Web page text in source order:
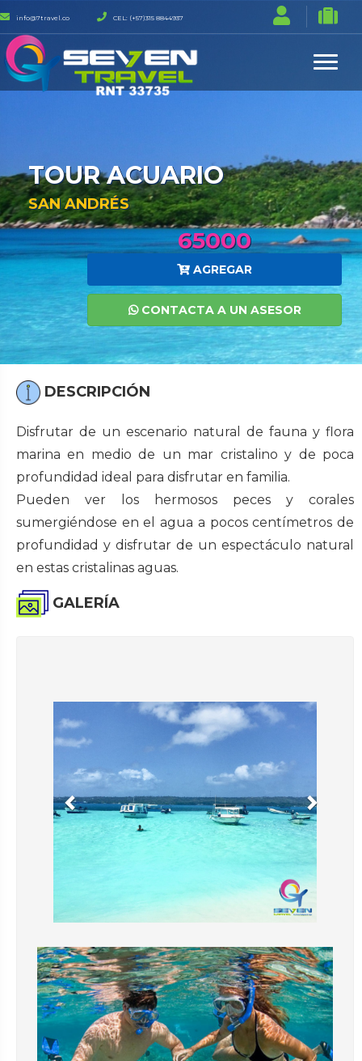
info@7travel.co CEL: (+57)315 8844937
TOUR ACUARIO
SAN ANDRÉS
65000
AGREGAR
CONTACTA A UN ASESOR
DESCRIPCIÓN
Disfrutar de un escenario natural de fauna y flora
marina en medio de un mar cristalino y de poca
profundidad ideal para disfrutar en familia.
Pueden ver los hermosos peces y corales
sumergiéndose en el agua a pocos centímetros de
profundidad y disfrutar de un espectáculo natural
en estas cristalinas aguas.
GALERÍA